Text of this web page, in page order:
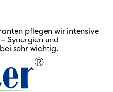
pflegen wir intensive
Synergien und
sehr wichtig.